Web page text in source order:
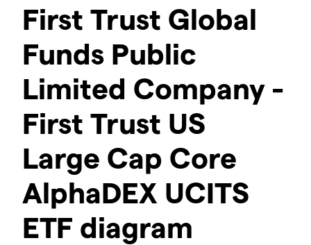
First Trust Global
Funds Public
Limited Company -
First Trust US
Large Cap Core
AlphaDEX UCITS
ETF diagram